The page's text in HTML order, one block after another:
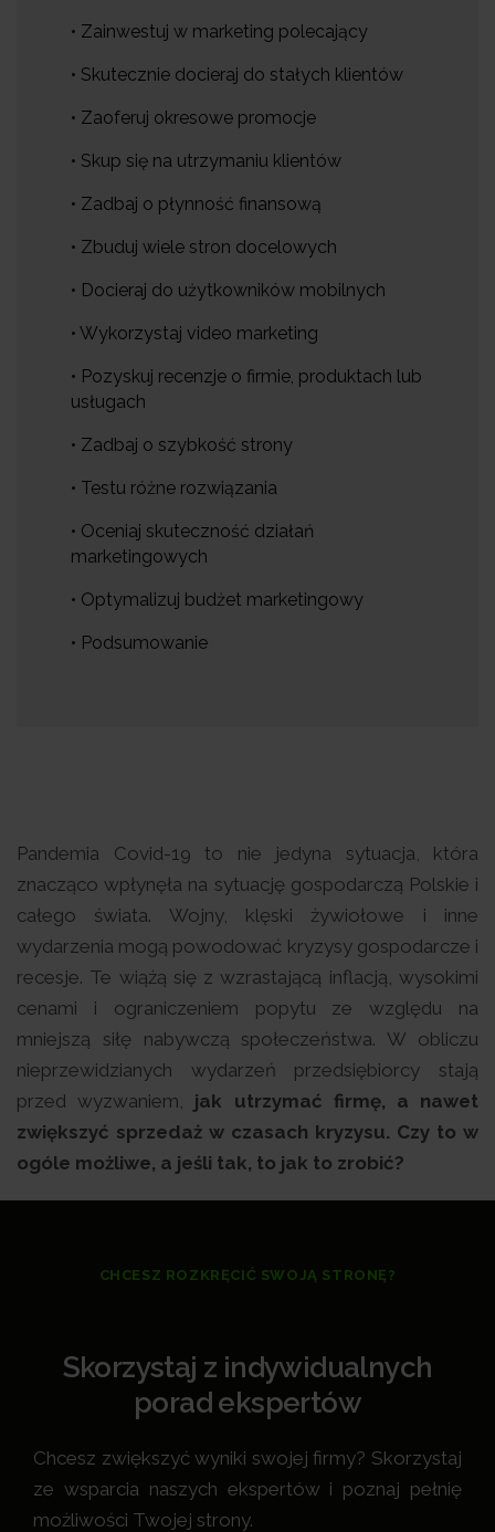
• Zainwestuj w marketing polecający
• Skutecznie docieraj do stałych klientów
• Zaoferuj okresowe promocje
• Skup się na utrzymaniu klientów
• Zadbaj o płynność finansową
• Zbuduj wiele stron docelowych
• Docieraj do użytkowników mobilnych
• Wykorzystaj video marketing
• Pozyskuj recenzje o firmie, produktach lub
usługach
• Zadbaj o szybkość strony
• Testu różne rozwiązania
• Oceniaj skuteczność działań
marketingowych
• Optymalizuj budżet marketingowy
• Podsumowanie
Pandemia Covid-19 to nie jedyna sytuacja, która
znacząco wpłynęła na sytuację gospodarczą Polskie i
całego świata. Wojny, klęski żywiołowe i inne
wydarzenia mogą powodować kryzysy gospodarcze i
recesje. Te wiążą się z wzrastającą inflacją, wysokimi
cenami i ograniczeniem popytu ze względu na
mniejszą siłę nabywczą społeczeństwa. W obliczu
nieprzewidzianych wydarzeń przedsiębiorcy stają
przed wyzwaniem, jak utrzymać firmę, a nawet
zwiększyć sprzedaż w czasach kryzysu. Czy to w
ogóle możliwe, a jeśli tak, to jak to zrobić?
CHCESZ ROZKRĘCIĆ SWOJĄ STRONĘ?
Skorzystaj z indywidualnych
porad ekspertów
Chcesz zwiększyć wyniki swojej firmy? Skorzystaj
ze wsparcia naszych ekspertów i poznaj pełnię
możliwości Twojej strony.